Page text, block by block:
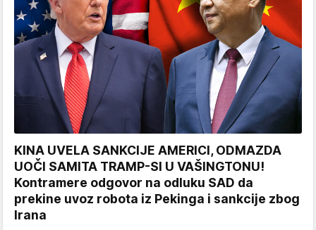
KINA UVELA SANKCIJE AMERICI, ODMAZDA
UOČI SAMITA TRAMP-SI U VAŠINGTONU!
Kontramere odgovor na odluku SAD da
prekine uvoz robota iz Pekinga i sankcije zbog
Irana